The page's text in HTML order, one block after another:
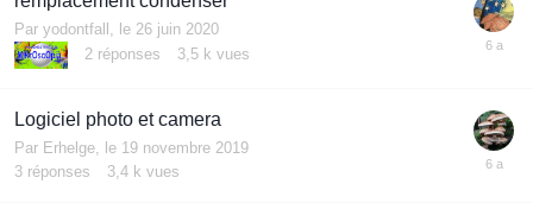
Par yodontfall
le 26 juin 2020
2 réponses 3,5 k vues
Logiciel photo et camera
Par Erhelge, le 19 novembre 2019
3 réponses 3,4 k vues